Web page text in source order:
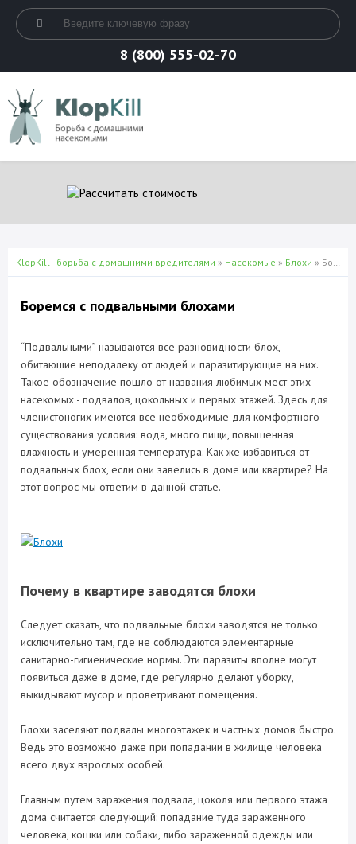
8 (800) 555-02-70
KlopKill - борьба с домашними вредителями » Насекомые » Блохи » Боремся с подвальными блохами
Боремся с подвальными блохами
“Подвальными” называются все разновидности блох,
обитающие неподалеку от людей и паразитирующие на них.
Такое обозначение пошло от названия любимых мест этих
насекомых - подвалов, цокольных и первых этажей. Здесь для
членистоногих имеются все необходимые для комфортного
существования условия: вода, много пищи, повышенная
влажность и умеренная температура. Как же избавиться от
подвальных блох, если они завелись в доме или квартире? На
этот вопрос мы ответим в данной статье.
Почему в квартире заводятся блохи
Следует сказать, что подвальные блохи заводятся не только
исключительно там, где не соблюдаются элементарные
санитарно-гигиенические нормы. Эти паразиты вполне могут
появиться даже в доме, где регулярно делают уборку,
выкидывают мусор и проветривают помещения.
Блохи заселяют подвалы многоэтажек и частных домов быстро.
Ведь это возможно даже при попадании в жилище человека
всего двух взрослых особей.
Главным путем заражения подвала, цоколя или первого этажа
дома считается следующий: попадание туда зараженного
человека, кошки или собаки, либо зараженной одежды или